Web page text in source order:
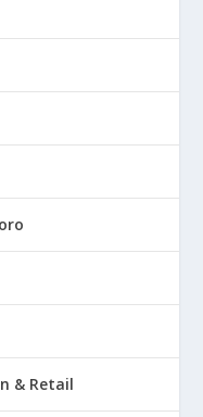
& Retail